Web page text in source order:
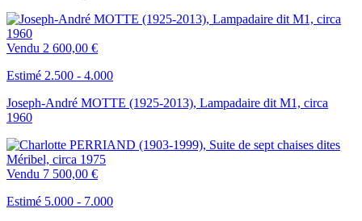
Vendu 2 600,00 €
Estimé 2.500 - 4.000
Joseph-André MOTTE (1925-2013), Lampadaire dit M1, circa
1960
Vendu 7 500,00 €
Estimé 5.000 - 7.000